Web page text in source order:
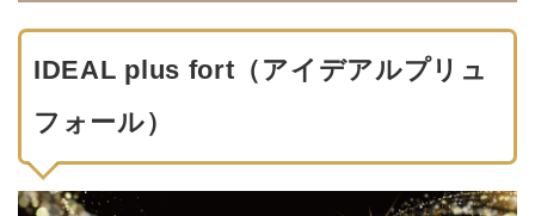
IDEAL plus fort（アイデアルプリュ
フォール）